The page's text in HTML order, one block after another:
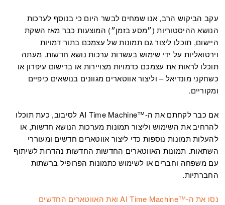
עקב הביקוש הרב, אנו שמחים לבשר היום כי בנוסף לערכות
הנושא ההיסטוריות (״מסע בזמן״) המוצעות כבר מאז השקת
היישום, תוכלו ליצור גם תמונות של עצמכם בתור דמויות
וירטואליות על ידי שימוש בעשרות ערכות נושא חדשות. מעתה
תוכלו לראות את עצמכם כדמויות מצויירות או ברישום עיפרון או
כשחקני מונדיאל – וליצור אווטארים מגוונים בנושאים כיפיים
ומקוריים.
אם כבר לקחתם את ה-AI Time Machine™ לסיבוב, כעת תוכלו
להרחיב את השימוש וליצור תמונות מערכות הנושא חדשות, או
להעלות תמונות נוספות כדי ליצור אווטארים חדשים ומעוררי
השתאות. תמונות האווטארים החדשות החדשות נהדרות לשיתוף
עם משפחה וחברים או לשימוש כתמונות הפרופיל ברשתות
החברתיות.
נסו את ה-™AI Time Machine ואת האווטארים החדשים